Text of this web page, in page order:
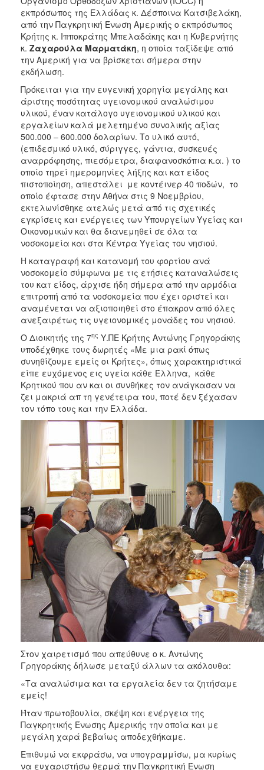
εκπρόσωπος της Ελλάδας κ. Δέσποινα Κατσιβελάκη,
από την Παγκρητική Ένωση Αμερικής ο εκπρόσωπος
Κρήτης κ. Ιπποκράτης Μπελαδάκης και η Κυβερνήτης
κ. Ζαχαρούλα Μαρματάκη, η οποία ταξίδεψε από
την Αμερική για να βρίσκεται σήμερα στην
εκδήλωση.
Πρόκειται για την ευγενική χορηγία μεγάλης και
άριστης ποσότητας υγειονομικού αναλώσιμου
υλικού, έναν κατάλογο υγειονομικού υλικού και
εργαλείων καλά μελετημένο συνολικής αξίας
500.000 – 600.000 δολαρίων. Το υλικό αυτό,
(επιδεσμικό υλικό, σύριγγες, γάντια, συσκευές
αναρρόφησης, πιεσόμετρα, διαφανοσκόπια κ.α. ) το
οποίο τηρεί ημερομηνίες λήξης και κατ είδος
πιστοποίηση, απεστάλει με κοντέινερ 40 ποδών, το
οποίο έφτασε στην Αθήνα στις 9 Νοεμβρίου,
εκτελωνίσθηκε ατελώς μετά από τις σχετικές
εγκρίσεις και ενέργειες των Υπουργείων Υγείας και
Οικονομικών και θα διανεμηθεί σε όλα τα
νοσοκομεία και στα Κέντρα Υγείας του νησιού.
Η καταγραφή και κατανομή του φορτίου ανά
νοσοκομείο σύμφωνα με τις ετήσιες καταναλώσεις
του κατ είδος, άρχισε ήδη σήμερα από την αρμόδια
επιτροπή από τα νοσοκομεία που έχει οριστεί και
αναμένεται να αξιοποιηθεί στο έπακρον από όλες
ανεξαιρέτως τις υγειονομικές μονάδες του νησιού.
Ο Διοικητής της 7ης Υ.ΠΕ Κρήτης Αντώνης Γρηγοράκης
υποδέχθηκε τους δωρητές «Με μια ρακί όπως
συνηθίζουμε εμείς οι Κρήτες», όπως χαρακτηριστικά
είπε ευχόμενος εις υγεία κάθε Έλληνα, κάθε
Κρητικού που αν και οι συνθήκες τον ανάγκασαν να
ζει μακριά απ τη γενέτειρα του, ποτέ δεν ξέχασαν
τον τόπο τους και την Ελλάδα.
Στον χαιρετισμό που απεύθυνε ο κ. Αντώνης
Γρηγοράκης δήλωσε μεταξύ άλλων τα ακόλουθα:
«Τα αναλώσιμα και τα εργαλεία δεν τα ζητήσαμε
εμείς!
Ήταν πρωτοβουλία, σκέψη και ενέργεια της
Παγκρητικής Ένωσης Αμερικής την οποία και με
μεγάλη χαρά βεβαίως αποδεχθήκαμε.
Επιθυμώ να εκφράσω, να υπογραμμίσω, μα κυρίως
να ευχαριστήσω θερμά την Παγκρητική Ένωση